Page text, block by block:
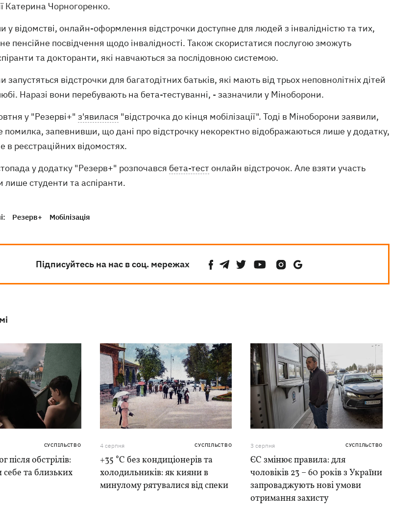
Катерина Чорногоренко.
у відомстві, онлайн-оформлення відстрочки доступне для людей з інвалідністю та тих,
пенсійне посвідчення щодо інвалідності. Також скористатися послугою зможуть
та докторанти, які навчаються за послідовною системою.
запустяться відстрочки для багатодітних батьків, які мають від трьох неповнолітніх дітей
Наразі вони перебувають на бета-тестуванні, - зазначили у Міноборони.
у "Резерві+" з'явилася "відстрочка до кінця мобілізації". Тоді в Міноборони заявили,
помилка, запевнивши, що дані про відстрочку некоректно відображаються лише у додатку,
в реєстраційних відомостях.
у додатку "Резерв+" розпочався бета-тестонлайн відстрочок. Але взяти участь
лише студенти та аспіранти.
Резерв+ Мобілізація
Підписуйтесь на нас в соц. мережах
СУСПІЛЬСТВО
після обстрілів:
себе та близьких
4 серпня СУСПІЛЬСТВО
+35 °C без кондиціонерів та
холодильників: як кияни в
минулому рятувалися від спеки
3 серпня СУСПІЛЬСТВО
ЄС змінює правила: для
чоловіків 23 – 60 років з України
запроваджують нові умови
отримання захисту